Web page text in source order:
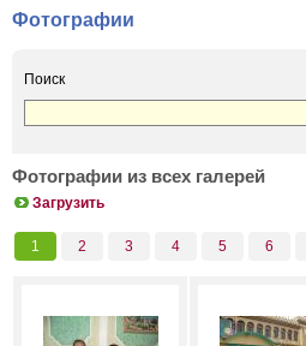
Фотографии
Поиск
Фотографии из всех галерей
Загрузить
1 2 3 4 5 6